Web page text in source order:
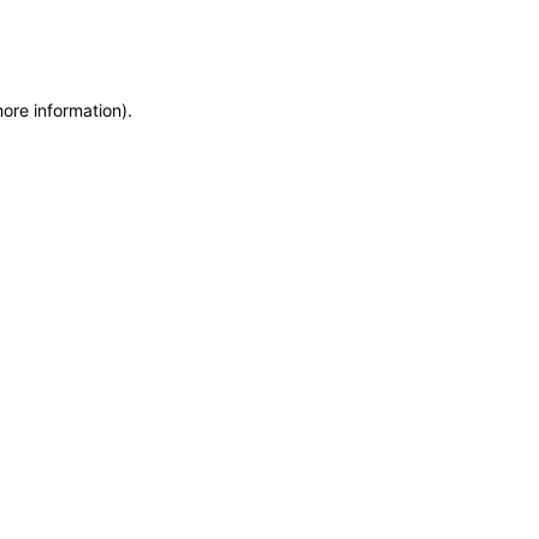
information).